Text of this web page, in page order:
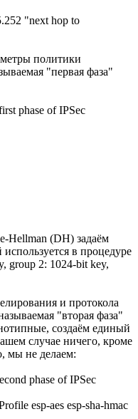
"next hop to
политики
"первая фаза"
phase of IPSec
(DH) задаём
в процедуре
group 2: 1024-bit key,
и протокола
"вторая фаза"
создаём единый
случае ничего, кроме
мы не делаем:
phase of IPSec
esp-aes esp-sha-hmac